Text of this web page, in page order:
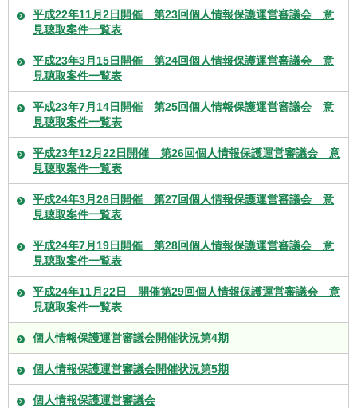
平成22年11月2日開催 第23回個人情報保護運営審議会 意
見聴取案件一覧表
平成23年3月15日開催 第24回個人情報保護運営審議会 意
見聴取案件一覧表
平成23年7月14日開催 第25回個人情報保護運営審議会 意
見聴取案件一覧表
平成23年12月22日開催 第26回個人情報保護運営審議会 意
見聴取案件一覧表
平成24年3月26日開催 第27回個人情報保護運営審議会 意
見聴取案件一覧表
平成24年7月19日開催 第28回個人情報保護運営審議会 意
見聴取案件一覧表
平成24年11月22日 開催第29回個人情報保護運営審議会 意
見聴取案件一覧表
個人情報保護運営審議会開催状況第4期
個人情報保護運営審議会開催状況第5期
個人情報保護運営審議会